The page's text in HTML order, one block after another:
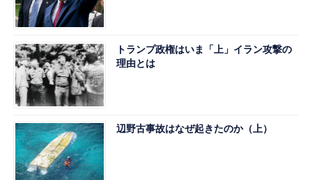
トランプ政権はいま「上」イラン攻撃の
理由とは
辺野古事故はなぜ起きたのか（上）